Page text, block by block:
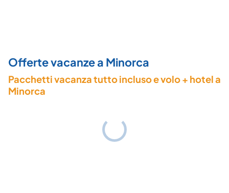
Offerte vacanze a Minorca
Pacchetti vacanza tutto incluso e volo + hotel a
Minorca